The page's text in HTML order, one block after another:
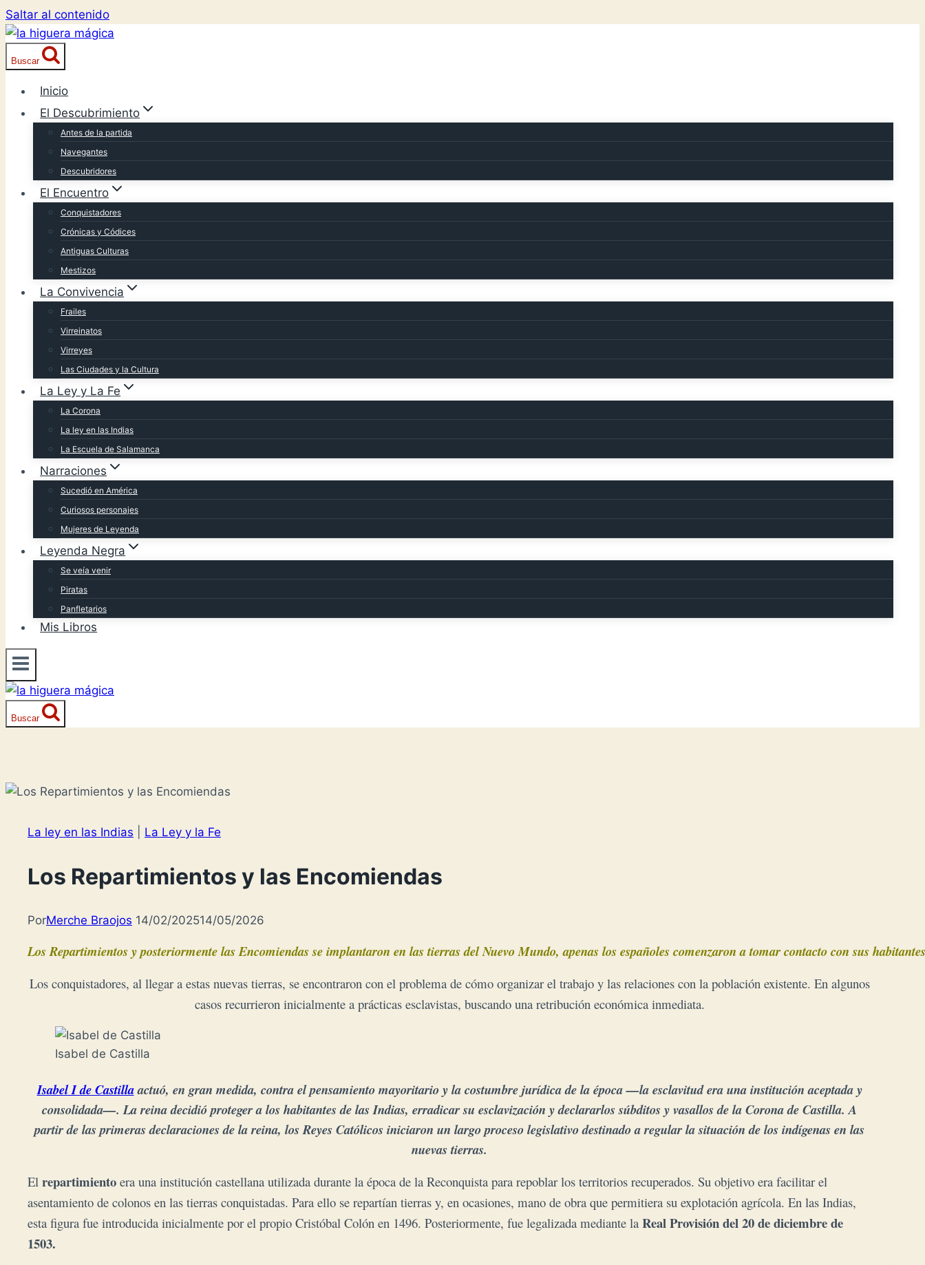
Saltar al contenido
Buscar
Inicio
El Descubrimiento
Antes de la partida
Navegantes
Descubridores
El Encuentro
Conquistadores
Crónicas y Códices
Antiguas Culturas
Mestizos
La Convivencia
Frailes
Virreinatos
Virreyes
Las Ciudades y la Cultura
La Ley y La Fe
La Corona
La ley en las Indias
La Escuela de Salamanca
Narraciones
Sucedió en América
Curiosos personajes
Mujeres de Leyenda
Leyenda Negra
Se veía venir
Piratas
Panfletarios
Mis Libros
Buscar
La ley en las Indias La Ley y la Fe
Los Repartimientos y las Encomiendas
PorMerche Braojos 14/02/202514/05/2026
Los Repartimientos y posteriormente las Encomiendas se implantaron en las tierras del Nuevo Mundo, apenas los españoles comenzaron a tomar contacto con sus
Los conquistadores, al llegar a estas nuevas tierras, se encontraron con el problema de cómo organizar el trabajo y las relaciones con la población existente. En algunos
casos recurrieron inicialmente a prácticas esclavistas, buscando una retribución económica inmediata.
Isabel de Castilla
Isabel I de Castillaactuó, en gran medida, contra el pensamiento mayoritario y la costumbre jurídica de la época —la esclavitud era una institución aceptada y
consolidada—. La reina decidió proteger a los habitantes de las Indias, erradicar su esclavización y declararlos súbditos y vasallos de la Corona de Castilla.A
partir de las primeras declaraciones de la reina, los Reyes Católicos iniciaron un largo proceso legislativo destinado a regular la situación de los indígenas en las
nuevas tierras.
El repartimiento era una institución castellana utilizada durante la época de la Reconquista para repoblar los territorios recuperados. Su objetivo era facilitar el
asentamiento de colonos en las tierras conquistadas. Para ello se repartían tierras y, en ocasiones, mano de obra que permitiera su explotación agrícola. En las Indias,
esta figura fue introducida inicialmente por el propio Cristóbal Colón en 1496. Posteriormente, fue legalizada mediante la Real Provisión del 20 de diciembre de
1503.